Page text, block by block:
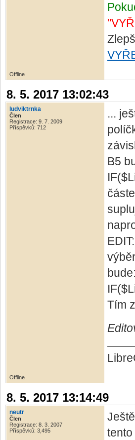
Offline
8. 5. 2017 13:02:43
ludviktrnka
Člen
Registrace: 9. 7. 2009
Příspěvků: 712
...
B5
bude:
Tím
Offline
8. 5. 2017 13:14:49
neutr
Člen
Registrace: 8. 3. 2007
Příspěvků: 3,495